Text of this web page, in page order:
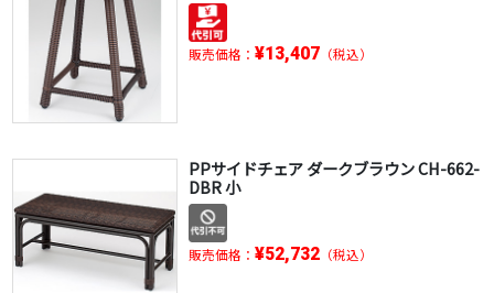
販売価格： ¥13,407（税込）
PPサイドチェア ダークブラウン CH-662-
DBR 小
販売価格： ¥52,732（税込）